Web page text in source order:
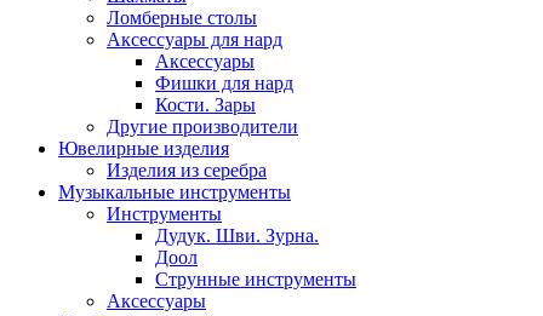
Ломберные столы
Аксессуары для нард
Аксессуары
Фишки для нард
Кости. Зары
Другие производители
Ювелирные изделия
Изделия из серебра
Музыкальные инструменты
Инструменты
Дудук. Шви. Зурна.
Доол
Струнные инструменты
Аксессуары